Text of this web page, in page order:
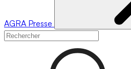
AGRA Presse